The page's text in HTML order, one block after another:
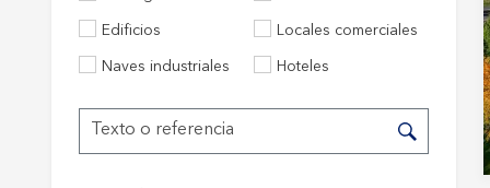
Edificios Locales comerciales
Naves industriales Hoteles
Este